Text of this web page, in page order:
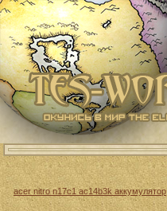
acer nitro n17c1 ac14b3k аккумулятор